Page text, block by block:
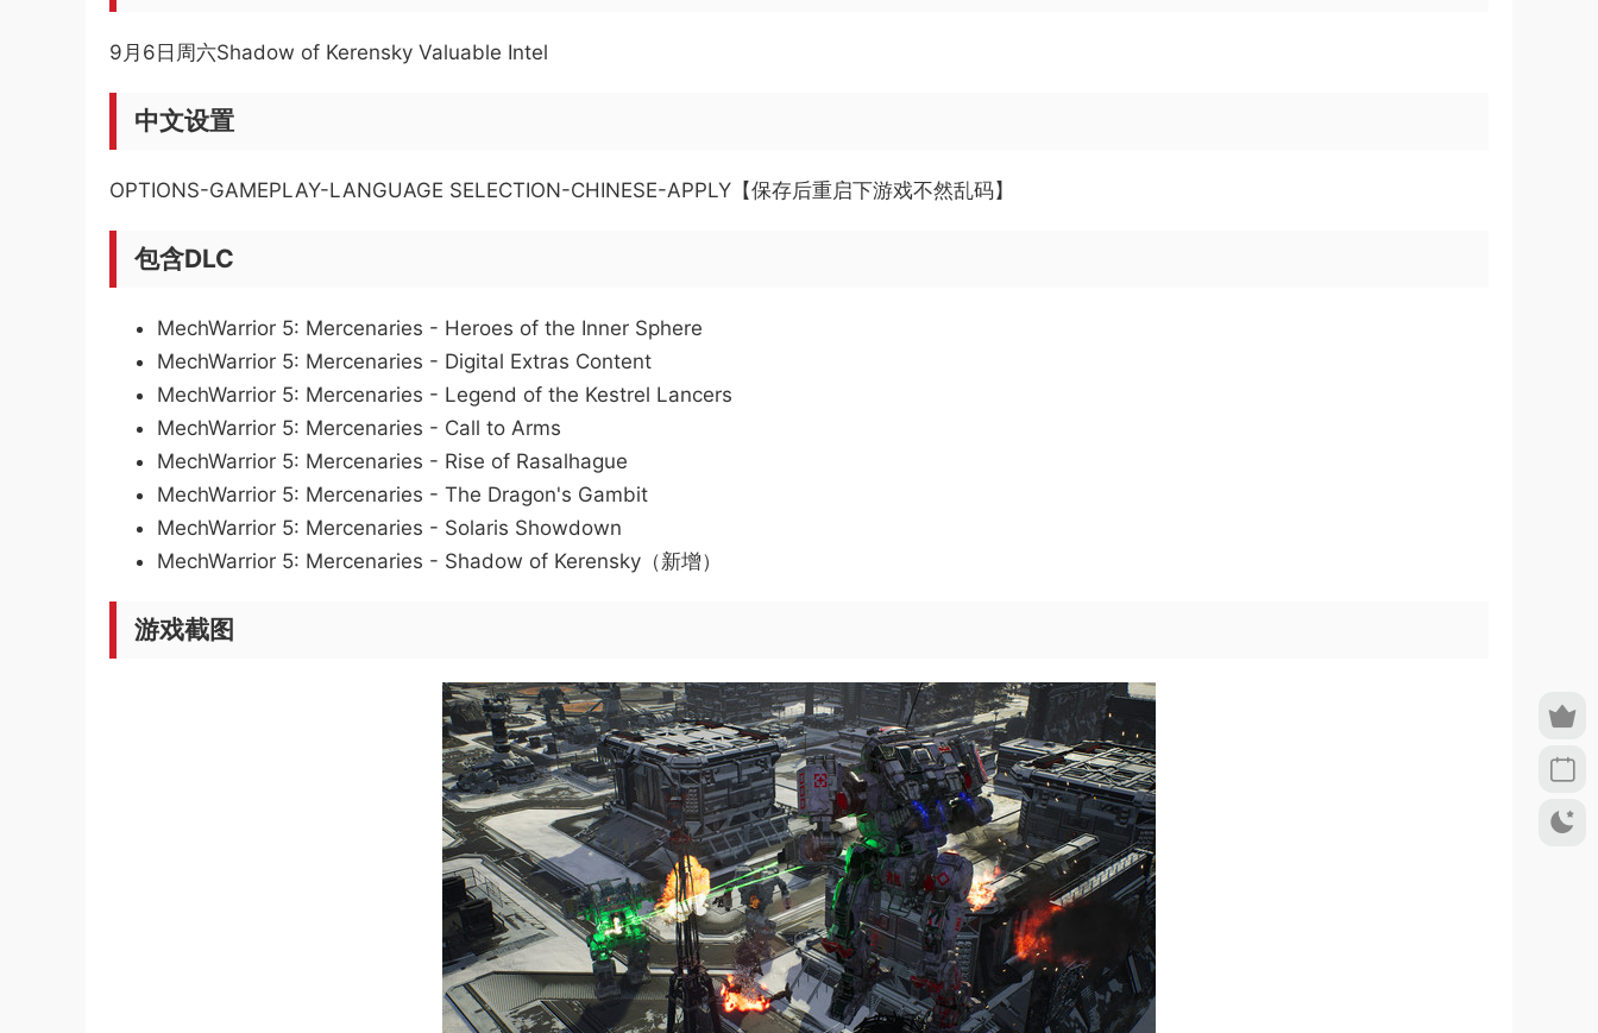
9月6日周六Shadow of Kerensky Valuable Intel
中文设置
OPTIONS-GAMEPLAY-LANGUAGE SELECTION-CHINESE-APPLY【保存后重启下游戏不然乱码】
包含DLC
MechWarrior 5: Mercenaries - Heroes of the Inner Sphere
MechWarrior 5: Mercenaries - Digital Extras Content
MechWarrior 5: Mercenaries - Legend of the Kestrel Lancers
MechWarrior 5: Mercenaries - Call to Arms
MechWarrior 5: Mercenaries - Rise of Rasalhague
MechWarrior 5: Mercenaries - The Dragon's Gambit
MechWarrior 5: Mercenaries - Solaris Showdown
MechWarrior 5: Mercenaries - Shadow of Kerensky（新增）
游戏截图